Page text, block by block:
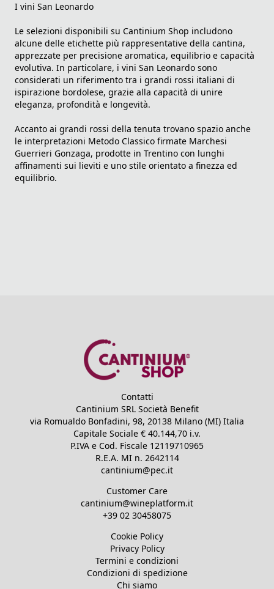
I vini San Leonardo
Le selezioni disponibili su Cantinium Shop includono
alcune delle etichette più rappresentative della cantina,
apprezzate per precisione aromatica, equilibrio e capacità
evolutiva. In particolare, i vini San Leonardo sono
considerati un riferimento tra i grandi rossi italiani di
ispirazione bordolese, grazie alla capacità di unire
eleganza, profondità e longevità.
Accanto ai grandi rossi della tenuta trovano spazio anche
le interpretazioni Metodo Classico firmate Marchesi
Guerrieri Gonzaga, prodotte in Trentino con lunghi
affinamenti sui lieviti e uno stile orientato a finezza ed
equilibrio.
Contatti
Cantinium SRL Società Benefit
via Romualdo Bonfadini, 98, 20138 Milano (MI) Italia
Capitale Sociale € 40.144,70 i.v.
P.IVA e Cod. Fiscale 12119710965
R.E.A. MI n. 2642114
cantinium@pec.it
Customer Care
cantinium@wineplatform.it
+39 02 30458075
Cookie Policy
Privacy Policy
Termini e condizioni
Condizioni di spedizione
Chi siamo